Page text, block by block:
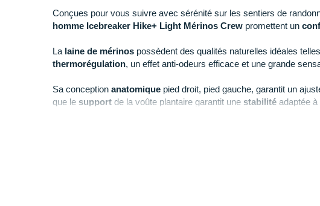
Conçues pour vous suivre avec sérénité sur les sentiers de
homme Icebreaker Hike+ Light Mérinos Crew promettent un
La laine de mérinos possèdent des qualités naturelles idéales
thermorégulation, un effet anti-odeurs efficace et une grande
Sa conception anatomique pied droit, pied gauche, garantit un
que le support de la voûte plantaire garantit une stabilité adaptée